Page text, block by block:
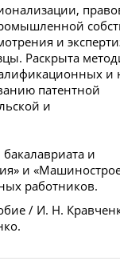
и
Раскрыта
и
патентной
и
и
и
работников.
/ И. Н.